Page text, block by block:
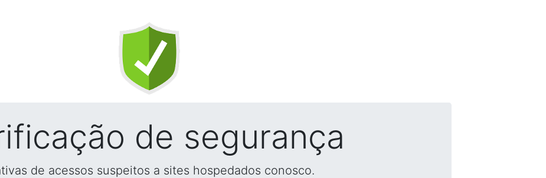
de segurança
de acessos suspeitos a sites hospedados conosco.